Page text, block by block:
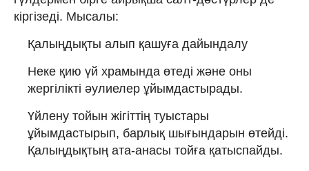
кіргізеді. Мысалы:
Қалыңдықты алып қашуға дайындалу
Неке қию үй храмында өтеді және оны
жергілікті әулиелер ұйымдастырады.
Үйлену тойын жігіттің туыстары
ұйымдастырып, барлық шығындарын өтейді.
Қалыңдықтың ата-анасы тойға қатыспайды.